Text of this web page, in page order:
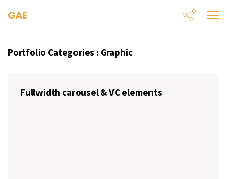
GAE
Portfolio Categories : Graphic
Fullwidth carousel & VC elements